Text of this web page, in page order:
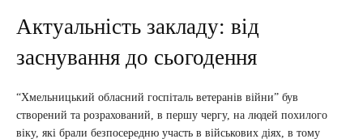
Актуальність закладу: від
заснування до сьогодення
“Хмельницький обласний госпіталь ветеранів війни” був
створений та розрахований, в першу чергу, на людей похилого
віку, які брали безпосередню участь в військових діях, в тому